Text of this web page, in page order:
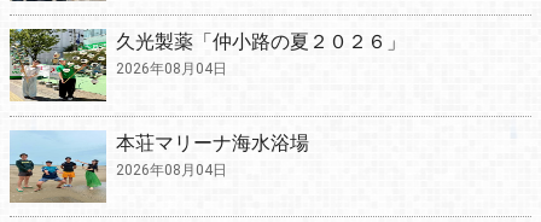
久光製薬「仲小路の夏２０２６」
2026年08月04日
本荘マリーナ海水浴場
2026年08月04日